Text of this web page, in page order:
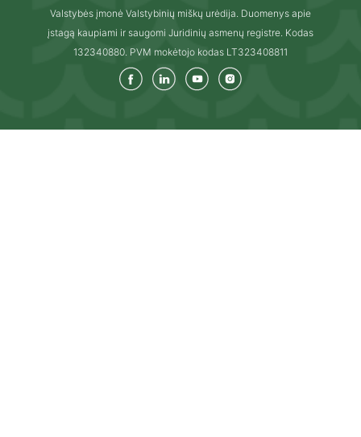
Valstybės įmonė Valstybinių miškų urėdija. Duomenys apie
įstagą kaupiami ir saugomi Juridinių asmenų registre. Kodas
132340880. PVM mokėtojo kodas LT323408811